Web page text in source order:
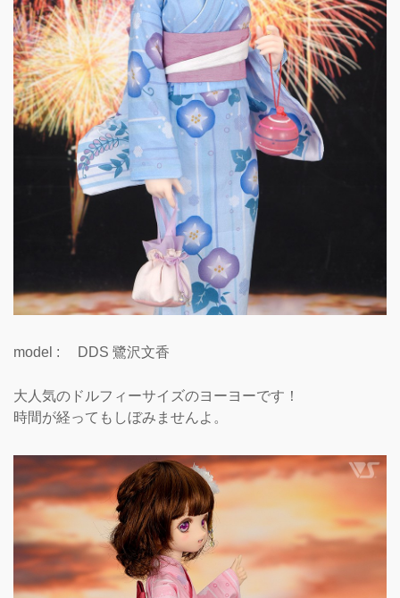
model : DDS 鷺沢文香
大人気のドルフィーサイズのヨーヨーです！
時間が経ってもしぼみませんよ。